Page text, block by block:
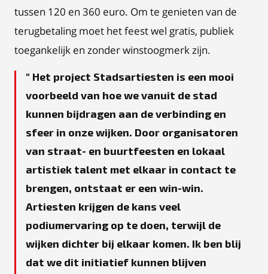
tussen 120 en 360 euro. Om te genieten van de
terugbetaling moet het feest wel gratis, publiek
toegankelijk en zonder winstoogmerk zijn.
Het project Stadsartiesten is een mooi
voorbeeld van hoe we vanuit de stad
kunnen bijdragen aan de verbinding en
sfeer in onze wijken. Door organisatoren
van straat- en buurtfeesten en lokaal
artistiek talent met elkaar in contact te
brengen, ontstaat er een win-win.
Artiesten krijgen de kans veel
podiumervaring op te doen, terwijl de
wijken dichter bij elkaar komen. Ik ben blij
dat we dit initiatief kunnen blijven